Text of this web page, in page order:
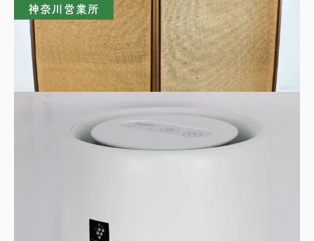
神奈川営業所
PIONEER パイオニア CS-E700 ペアスピー